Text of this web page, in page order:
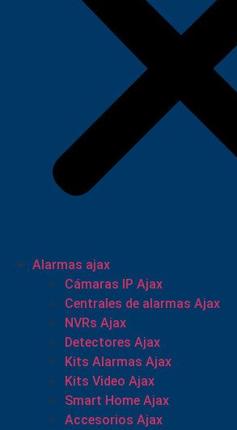
Alarmas ajax
Cámaras IP Ajax
Centrales de alarmas Ajax
NVRs Ajax
Detectores Ajax
Kits Alarmas Ajax
Kits Video Ajax
Smart Home Ajax
Accesorios Ajax